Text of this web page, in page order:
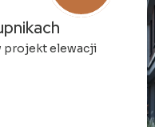
projekt elewacji